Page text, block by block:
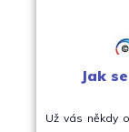
Jak
Už vás někdy